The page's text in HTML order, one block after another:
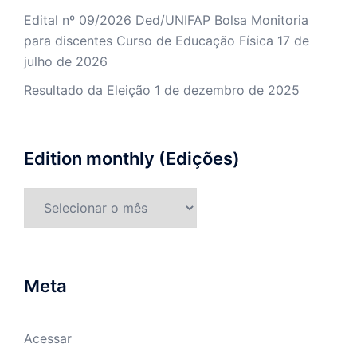
Edital nº 09/2026 Ded/UNIFAP Bolsa Monitoria
para discentes Curso de Educação Física 17 de
julho de 2026
Resultado da Eleição 1 de dezembro de 2025
Edition monthly (Edições)
Meta
Acessar